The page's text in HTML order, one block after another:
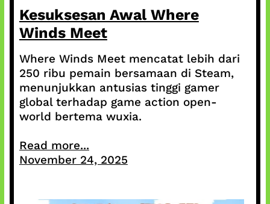
Kesuksesan Awal Where
Winds Meet
Where Winds Meet mencatat lebih dari
250 ribu pemain bersamaan di Steam,
menunjukkan antusias tinggi gamer
global terhadap game action open-
world bertema wuxia.
Read more...
November 24, 2025